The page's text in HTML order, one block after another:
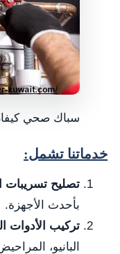
سباك صحي
خدماتنا تشمل:
تصليح تسريبات
بأحدث الأجهزة.
تركيب الأدوات
البانيو،